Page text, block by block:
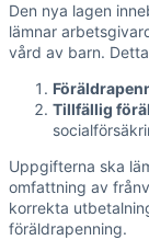
Den nya lagen
lämnar
vård av barn.
Tillfällig
Uppgifterna ska
omfattning av
korrekta
föräldrapenning.